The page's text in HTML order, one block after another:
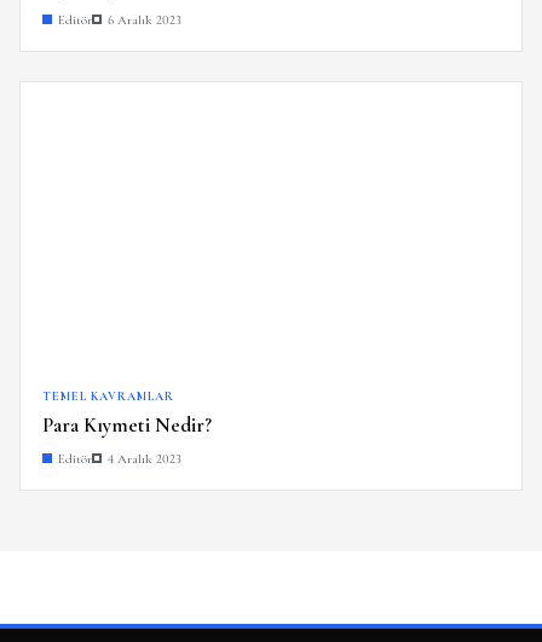
Editör 6 Aralık 2023
TEMEL KAVRAMLAR
Para Kıymeti Nedir?
Editör 4 Aralık 2023